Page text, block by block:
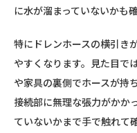
に水が溜まっていないかも
特にドレンホースの横引き
やすくなります。見た目で
や家具の裏側でホースが持
接続部に無理な張力がかか
ていないかまで手で触れて